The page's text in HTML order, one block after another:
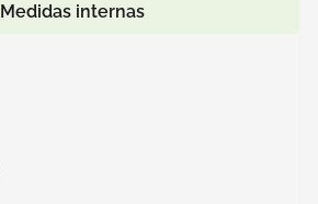
Medidas internas